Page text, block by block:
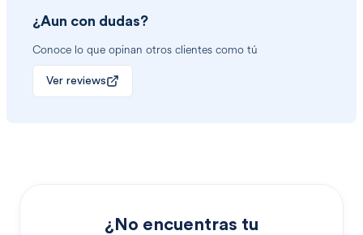
¿Aun con dudas?
Conoce lo que opinan otros clientes como tú
Ver reviews
¿No encuentras tu